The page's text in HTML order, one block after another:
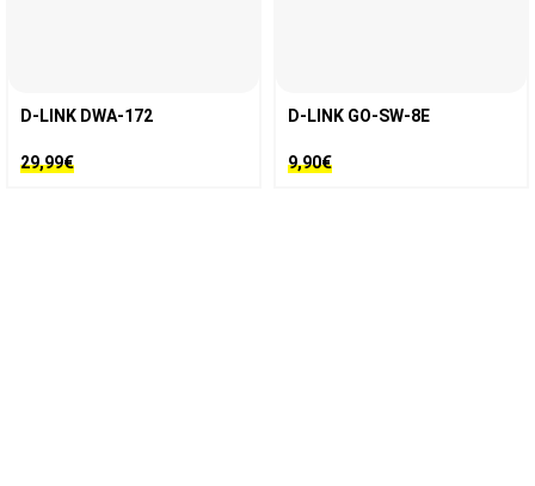
D-LINK DWA-172
29,99€
D-LINK GO-SW-8E
9,90€